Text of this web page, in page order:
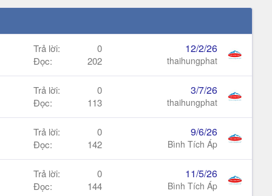
Trả lời
0
Đọc
202
12/2/26
thaihungphat
Trả lời
0
Đọc
113
3/7/26
thaihungphat
Trả lời
0
Đọc
142
9/6/26
Bình Tích Áp
Trả lời
0
Đọc
144
11/5/26
Bình Tích Áp